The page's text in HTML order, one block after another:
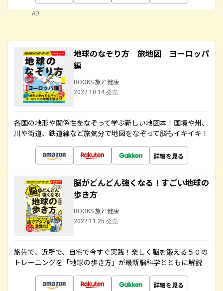
AD
地球のなぞり方 旅地図 ヨーロッパ
編
BOOKS 旅と健康
2022.10.14 発売
各国の地形や関係性をなぞって学ぶ新しい地図本！国境や州、
川や街道、鉄道線など旅気分で地図をなぞって脳もイキイキ！
詳細を見る
脳がどんどん強くなる！すごい地球の
歩き方
BOOKS 旅と健康
2022.11.25 発売
旅先で、近所で、自宅で今すぐ実践！楽しく脳を鍛える５０の
トレーニングを「地球の歩き方」が最新脳科学とともに解説
詳細を見る